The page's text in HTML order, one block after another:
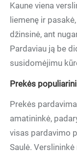
Kaune viena
liemenę ir
džinsinė, ant
Pardaviau ją be
susidomėjimu
Prekės
Prekės
amatininkė,
visas pardavimo
Saulė.